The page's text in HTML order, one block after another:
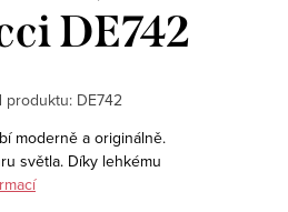
DE742
produktu: DE742
moderně a originálně.
světla. Díky lehkému